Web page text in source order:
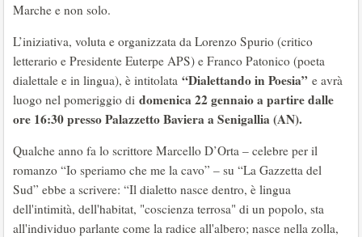
Marche e non solo.
L’iniziativa, voluta e organizzata da Lorenzo Spurio (critico
letterario e Presidente Euterpe APS) e Franco Patonico (poeta
dialettale e in lingua), è intitolata “Dialettando in Poesia” e avrà
luogo nel pomeriggio di domenica 22 gennaio a partire dalle
ore 16:30 presso Palazzetto Baviera a Senigallia (AN).
Qualche anno fa lo scrittore Marcello D’Orta – celebre per il
romanzo “Io speriamo che me la cavo” – su “La Gazzetta del
Sud” ebbe a scrivere: “Il dialetto nasce dentro, è lingua
dell'intimità, dell'habitat, "coscienza terrosa" di un popolo, sta
all'individuo parlante come la radice all'albero; nasce nella zolla,